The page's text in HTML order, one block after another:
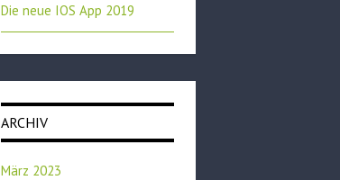
Die neue IOS App 2019
ARCHIV
März 2023